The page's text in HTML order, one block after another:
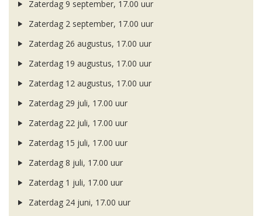
Zaterdag 9 september, 17.00 uur
Zaterdag 2 september, 17.00 uur
Zaterdag 26 augustus, 17.00 uur
Zaterdag 19 augustus, 17.00 uur
Zaterdag 12 augustus, 17.00 uur
Zaterdag 29 juli, 17.00 uur
Zaterdag 22 juli, 17.00 uur
Zaterdag 15 juli, 17.00 uur
Zaterdag 8 juli, 17.00 uur
Zaterdag 1 juli, 17.00 uur
Zaterdag 24 juni, 17.00 uur